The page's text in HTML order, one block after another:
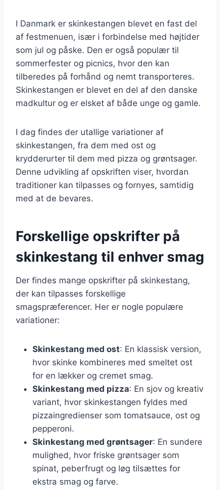
I Danmark er skinkestangen blevet en fast del
af festmenuen, især i forbindelse med højtider
som jul og påske. Den er også populær til
sommerfester og picnics, hvor den kan
tilberedes på forhånd og nemt transporteres.
Skinkestangen er blevet en del af den danske
madkultur og er elsket af både unge og gamle.
I dag findes der utallige variationer af
skinkestangen, fra dem med ost og
krydderurter til dem med pizza og grøntsager.
Denne udvikling af opskriften viser, hvordan
traditioner kan tilpasses og fornyes, samtidig
med at de bevares.
Forskellige opskrifter på
skinkestang til enhver smag
Der findes mange opskrifter på skinkestang,
der kan tilpasses forskellige
smagspræferencer. Her er nogle populære
variationer:
Skinkestang med ost: En klassisk version,
hvor skinke kombineres med smeltet ost
for en lækker og cremet smag.
Skinkestang med pizza: En sjov og kreativ
variant, hvor skinkestangen fyldes med
pizzaingredienser som tomatsauce, ost og
pepperoni.
Skinkestang med grøntsager: En sundere
mulighed, hvor friske grøntsager som
spinat, peberfrugt og løg tilsættes for
ekstra smag og farve.